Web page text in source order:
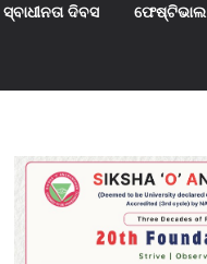
ସ୍ବାଧୀନତା ଦିବସ ଫେଷ୍ଟିଭାଲ